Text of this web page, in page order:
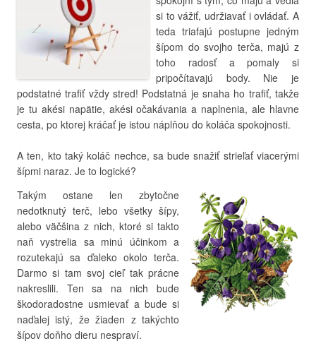
si to vážiť, udržiavať i ovládať. A
teda triafajú postupne jedným
šípom do svojho terča, majú z
toho radosť a pomaly si
pripočítavajú body. Nie je
podstatné trafiť vždy stred! Podstatná je snaha ho trafiť, takže
je tu akési napätie, akési očakávania a naplnenia, ale hlavne
cesta, po ktorej kráčať je istou náplňou do koláča spokojnosti.
A ten, kto taký koláč nechce, sa bude snažiť strieľať viacerými
šípmi naraz. Je to logické?
Takým ostane len zbytočne
nedotknutý terč, lebo všetky šípy,
alebo väčšina z nich, ktoré si takto
naň vystrelia sa minú účinkom a
rozutekajú sa ďaleko okolo terča.
Darmo si tam svoj cieľ tak prácne
nakreslili. Ten sa na nich bude
škodoradostne usmievať a bude si
naďalej istý, že žiaden z takýchto
šípov doňho dieru nespraví.